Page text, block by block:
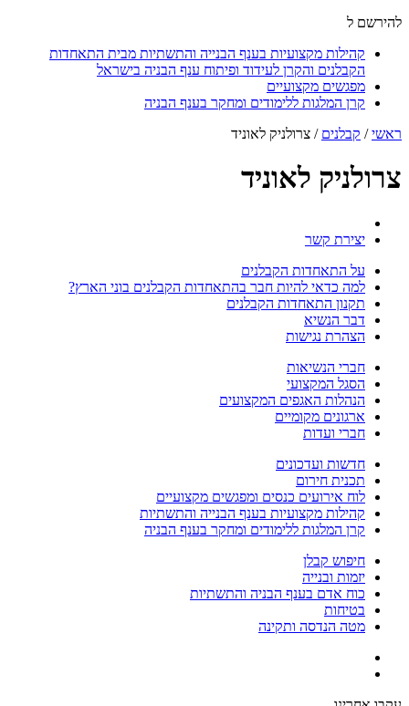
להירשם ל
קהילות מקצועיות בענף הבנייה והתשתיות מבית התאחדות
הקבלנים והקרן לעידוד ופיתוח ענף הבניה בישראל
מפגשים מקצועיים
קרן המלגות ללימודים ומחקר בענף הבניה
ראשי/ קבלנים / צרולניק לאוניד
צרולניק לאוניד
יצירת קשר
על התאחדות הקבלנים
למה כדאי להיות חבר בהתאחדות הקבלנים בוני הארץ?
תקנון התאחדות הקבלנים
דבר הנשיא
הצהרת נגישות
חברי הנשיאות
הסגל המקצועי
הנהלות האגפים המקצועים
ארגונים מקומיים
חברי ועדות
חדשות ועדכונים
תכנית חירום
לוח אירועים כנסים ומפגשים מקצועיים
קהילות מקצועיות בענף הבנייה והתשתיות
קרן המלגות ללימודים ומחקר בענף הבניה
חיפוש קבלן
יזמות ובנייה
כוח אדם בענף הבניה והתשתיות
בטיחות
מטה הנדסה ותקינה